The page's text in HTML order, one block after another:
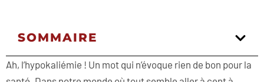
SOMMAIRE
Ah, l’hypokaliémie ! Un mot qui n’évoque rien de bon pour la